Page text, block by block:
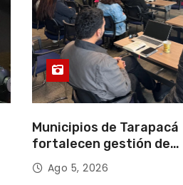
Municipios de Tarapacá
fortalecen gestión de
subsidios de agua
jornada regional
Ago 5, 2026